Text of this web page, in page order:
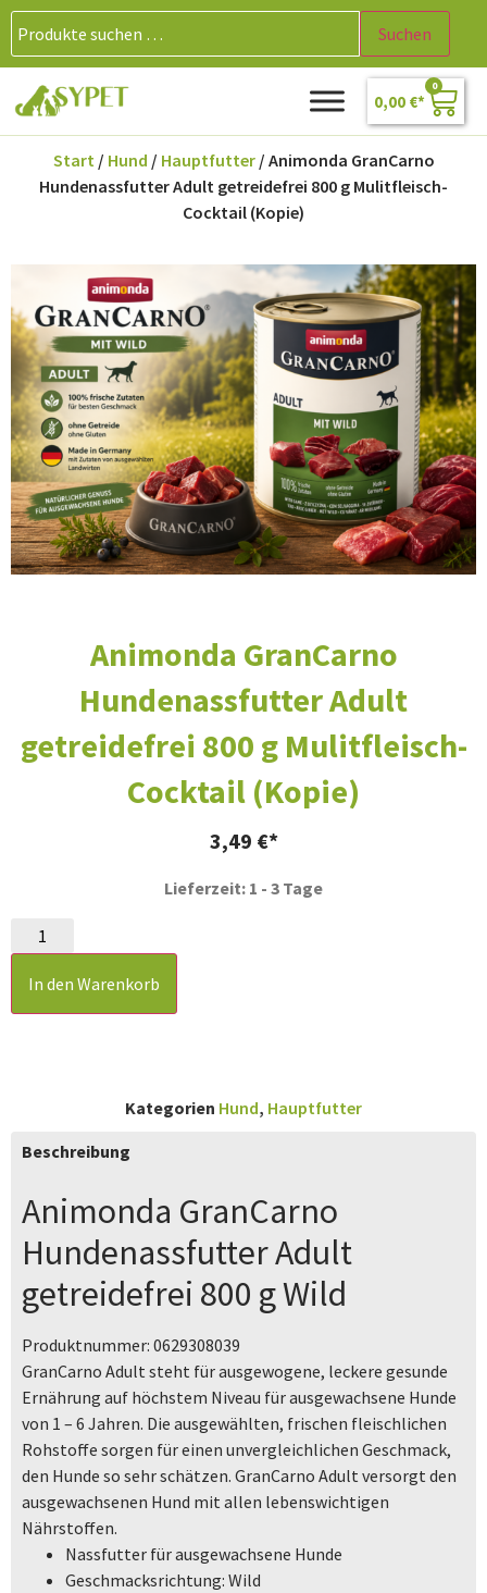
Suchen
0,00 €
0
Start/ Hund / Hauptfutter/ Animonda GranCarno
Hundenassfutter Adult getreidefrei 800 g Mulitfleisch-
Cocktail (Kopie)
Animonda GranCarno
Hundenassfutter Adult
getreidefrei 800 g Mulitfleisch-
Cocktail (Kopie)
3,49 €
Lieferzeit: 1 - 3 Tage
In den Warenkorb
Kategorien Hund, Hauptfutter
Beschreibung
Animonda GranCarno
Hundenassfutter Adult
getreidefrei 800 g Wild
Produktnummer: 0629308039
GranCarno Adult steht für ausgewogene, leckere gesunde
Ernährung auf höchstem Niveau für ausgewachsene Hunde
von 1 – 6 Jahren. Die ausgewählten, frischen fleischlichen
Rohstoffe sorgen für einen unvergleichlichen Geschmack,
den Hunde so sehr schätzen. GranCarno Adult versorgt den
ausgewachsenen Hund mit allen lebenswichtigen
Nährstoffen.
Nassfutter für ausgewachsene Hunde
Geschmacksrichtung: Wild